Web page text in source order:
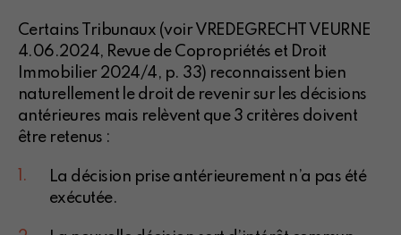
Certains Tribunaux (voir VREDEGRECHT VEURNE
4.06.2024, Revue de Copropriétés et Droit
Immobilier 2024/4, p. 33) reconnaissent bien
naturellement le droit de revenir sur les décisions
antérieures mais relèvent que 3 critères doivent
être retenus :
La décision prise antérieurement n’a pas été
exécutée.